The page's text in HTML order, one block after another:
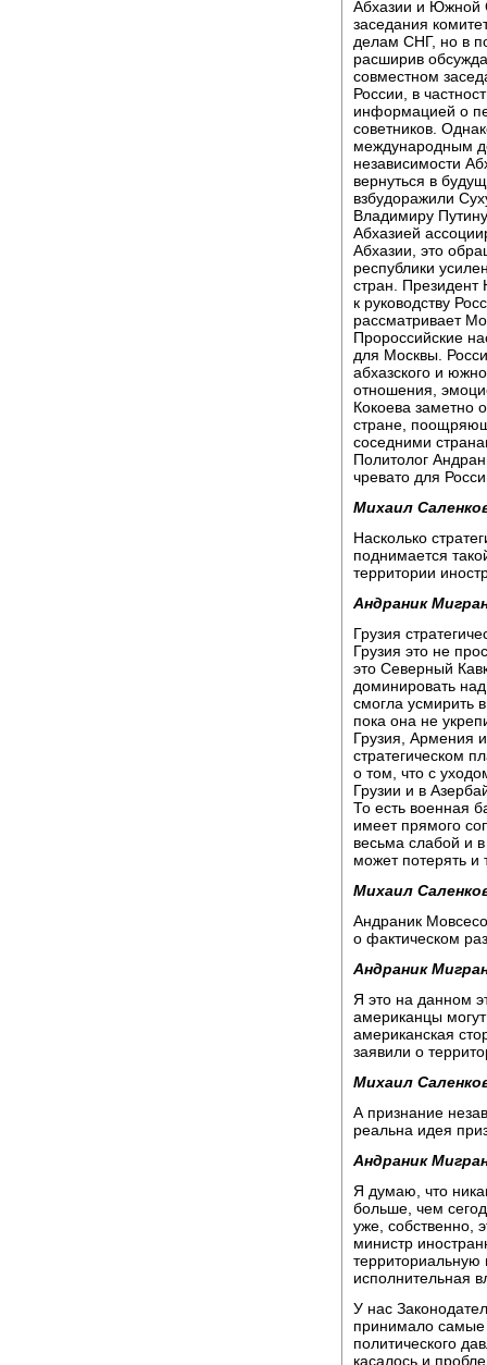
Абхазии и Южной
заседания
делам СНГ, но в
расширив
совместном
России, в
информацией о
советников.
международным
независимости
вернуться в
взбудоражили
Владимиру
Абхазией
Абхазии, это
республики
стран.
к руководству
рассматривает
Пророссийские
для Москвы.
абхазского и
отношения,
Кокоева заметно
стране,
соседними
Политолог
чревато для
Михаил
Насколько
поднимается
территории
Андраник
Грузия
Грузия это не
это Северный
доминировать
смогла усмирить
пока она не
Грузия, Армения
стратегическом
о том, что с
Грузии и в
То есть военная
имеет прямого
весьма слабой и
может потерять и
Михаил
Андраник
о фактическом
Андраник
Я это на данном
американцы
американская
заявили о
Михаил
А признание
реальна идея
Андраник
Я думаю, что
больше, чем
уже, собственно,
министр
территориальную
исполнительная
У нас
принимало
политического
касалось и